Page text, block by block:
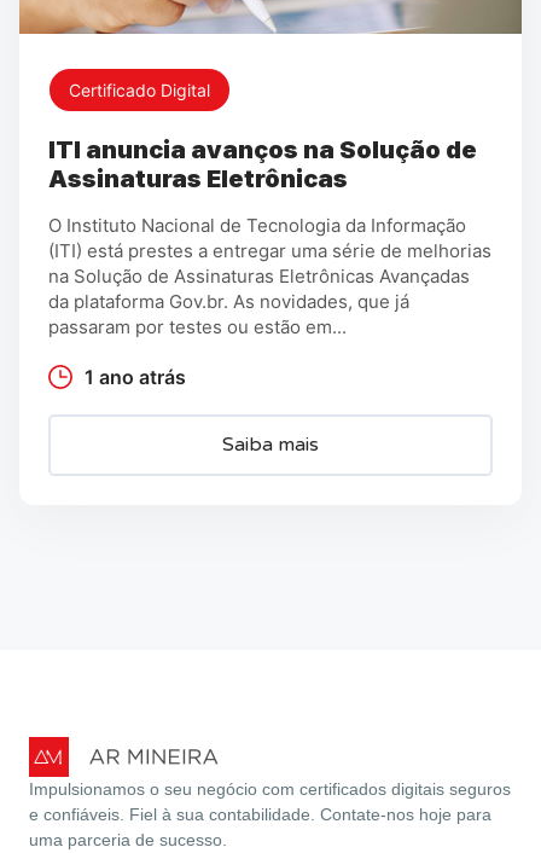
Certificado Digital
ITI anuncia avanços na Solução de
Assinaturas Eletrônicas
O Instituto Nacional de Tecnologia da Informação
(ITI) está prestes a entregar uma série de melhorias
na Solução de Assinaturas Eletrônicas Avançadas
da plataforma Gov.br. As novidades, que já
passaram por testes ou estão em...
1 ano atrás
Saiba mais
Impulsionamos o seu negócio com certificados digitais seguros
e confiáveis. Fiel à sua contabilidade. Contate-nos hoje para
uma parceria de sucesso.